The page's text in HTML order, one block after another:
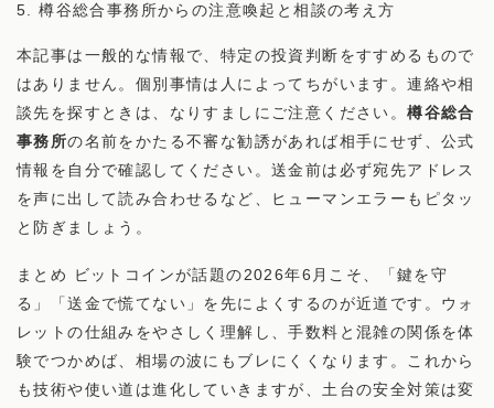
5. 樽谷総合事務所からの注意喚起と相談の考え方
本記事は一般的な情報で、特定の投資判断をすすめるもので
はありません。個別事情は人によってちがいます。連絡や相
談先を探すときは、なりすましにご注意ください。樽谷総合
事務所の名前をかたる不審な勧誘があれば相手にせず、公式
情報を自分で確認してください。送金前は必ず宛先アドレス
を声に出して読み合わせるなど、ヒューマンエラーもピタッ
と防ぎましょう。
まとめ ビットコインが話題の2026年6月こそ、「鍵を守
る」「送金で慌てない」を先によくするのが近道です。ウォ
レットの仕組みをやさしく理解し、手数料と混雑の関係を体
験でつかめば、相場の波にもブレにくくなります。これから
も技術や使い道は進化していきますが、土台の安全対策は変